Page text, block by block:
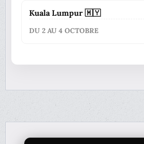
Kuala Lumpur 🇲🇾
DU 2 AU 4 OCTOBRE